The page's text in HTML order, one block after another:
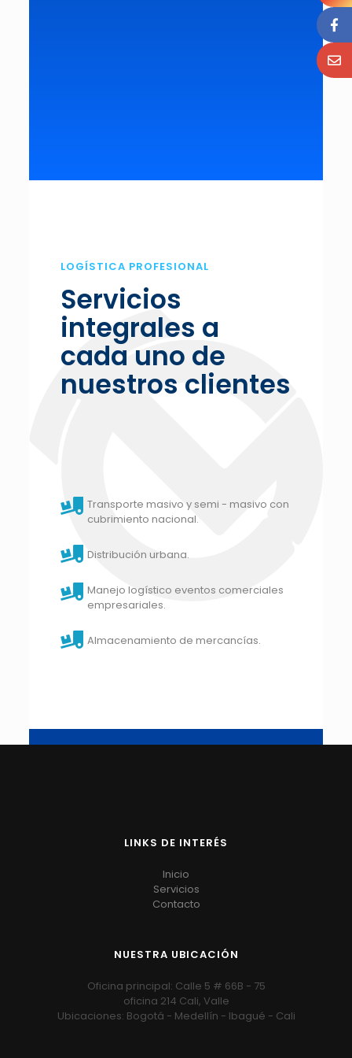
LOGÍSTICA PROFESIONAL
Servicios
integrales a
cada uno de
nuestros clientes
Transporte masivo y semi - masivo con
cubrimiento nacional.
Distribución urbana.
Manejo logístico eventos comerciales
empresariales.
Almacenamiento de mercancías.
LINKS DE INTERÉS
Inicio
Servicios
Contacto
NUESTRA UBICACIÓN
Oficina principal: Calle 5 # 66B - 75
oficina 214 Cali, Valle
Ubicaciones: Bogotá - Medellín - Ibagué - Cali